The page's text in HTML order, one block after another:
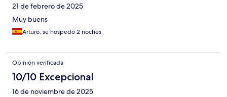
21 de febrero de 2025
Muy buens
Arturo, se hospedó 2 noches
Opinión verificada
10/10 Excepcional
16 de noviembre de 2025